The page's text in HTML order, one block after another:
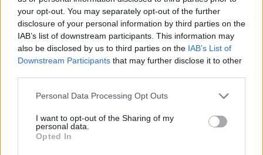
your opt-out. You may separately opt-out of the further
disclosure of your personal information by third parties on the
IAB’s list of downstream participants. This information may
also be disclosed by us to third parties on the IAB’s List of
Downstream Participants that may further disclose it to other
Please note that this website/app uses one or more Google
not limited to your visit or usage behaviour. You may click to
grant or deny consent to Google and its third-party tags to
use your data for below specified purposes in below Google
Personal Data Processing Opt Outs
I want to opt-out of the Sharing of my
personal data.
Opted In
LASĪTĀKIE
Ar šo zodiaka zīmju pārstāvjiem labāk
nestrīdēties: viņi vienmēr atradīs veidu,
kā pamatīgi atriebties
Ārstinosauc četrus augļus ar kuru ēšanu
aizrauties